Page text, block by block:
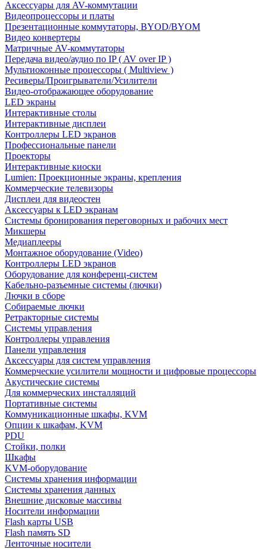
Аксессуары для AV-коммутации
Видеопроцессоры и платы
Презентационные коммутаторы, BYOD/BYOM
Видео конвертеры
Матричные AV-коммутаторы
Передача видео/аудио по IP ( AV over IP )
Мультиоконные процессоры ( Multiview )
Ресиверы/Проигрыватели/Усилители
Видео-отображающее оборудование
LED экраны
Интерактивные столы
Интерактивные дисплеи
Контроллеры LED экранов
Профессиональные панели
Проекторы
Интерактивные киоски
Lumien: Проекционные экраны, крепления
Коммерческие телевизоры
Дисплеи для видеостен
Аксессуары к LED экранам
Системы бронирования переговорных и рабочих мест
Микшеры
Медиаплееры
Монтажное оборудование (Video)
Контроллеры LED экранов
Оборудование для конференц-систем
Кабельно-разъемные системы (лючки)
Лючки в сборе
Собираемые лючки
Ретракторные системы
Системы управления
Контроллеры управления
Панели управления
Аксессуары для систем управления
Коммерческие усилители мощности и цифровые процессоры
Акустические системы
Для коммерческих инсталляций
Портативные системы
Коммуникационные шкафы, KVM
Опции к шкафам, KVM
PDU
Стойки, полки
Шкафы
KVM-оборудование
Системы хранения информации
Системы хранения данных
Внешние дисковые массивы
Носители информации
Flash карты USB
Flash память SD
Ленточные носители